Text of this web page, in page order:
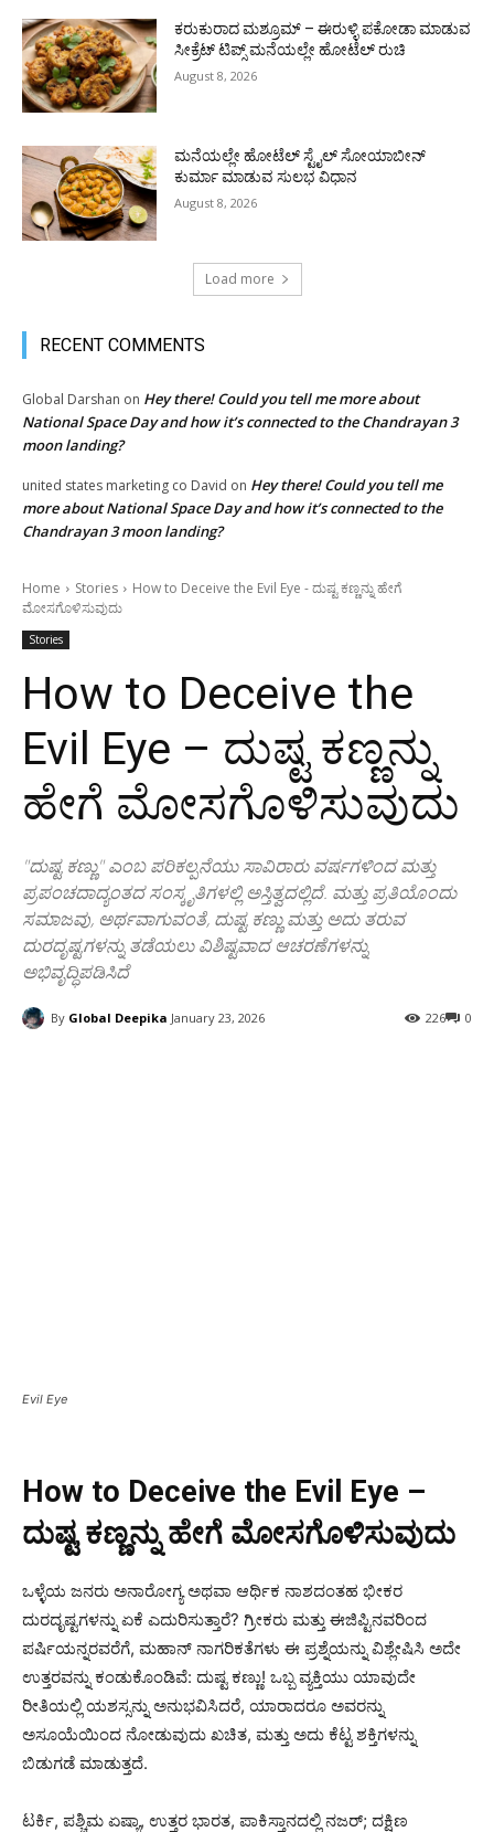
ಕರುಕುರಾದ ಮಶ್ರೂಮ್ – ಈರುಳ್ಳಿ ಪಕೋಡಾ ಮಾಡುವ
ಸೀಕ್ರೆಟ್ ಟಿಪ್ಸ್ ಮನೆಯಲ್ಲೇ ಹೋಟೆಲ್ ರುಚಿ
August 8, 2026
ಮನೆಯಲ್ಲೇ ಹೋಟೆಲ್ ಸ್ಟೈಲ್ ಸೋಯಾಬೀನ್
ಕುರ್ಮಾ ಮಾಡುವ ಸುಲಭ ವಿಧಾನ
August 8, 2026
Load more
RECENT COMMENTS
Global Darshan on Hey there! Could you tell me more about
National Space Day and how it’s connected to the Chandrayan 3
moon landing?
united states marketing co David on Hey there! Could you tell me
more about National Space Day and how it’s connected to the
Chandrayan 3 moon landing?